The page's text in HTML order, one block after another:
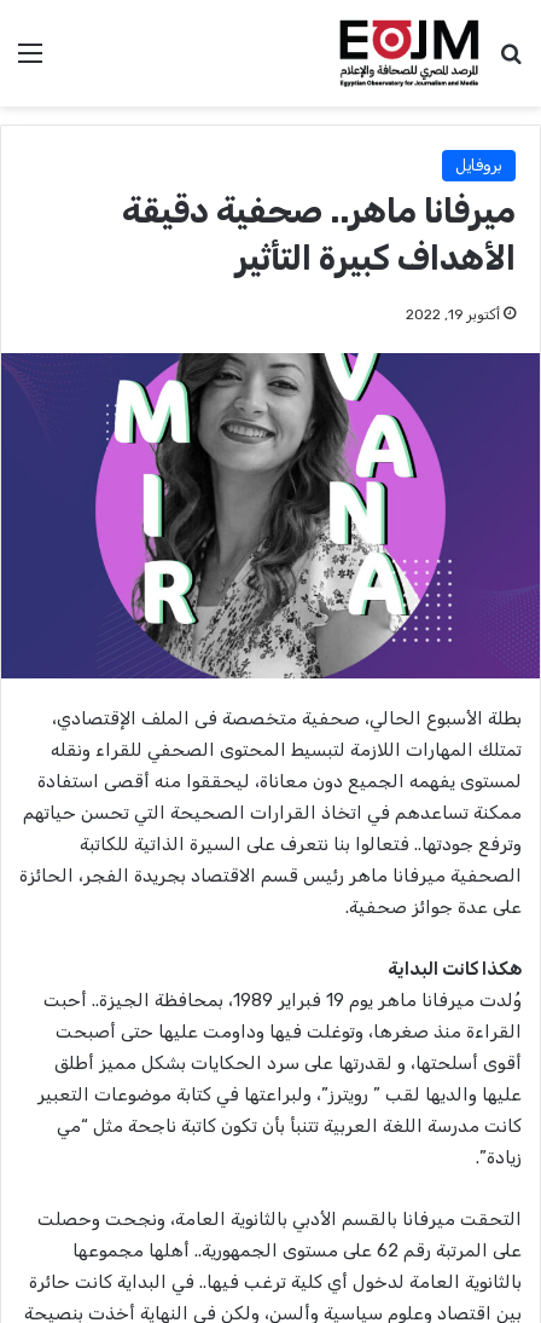
بحث عن
بروفايل
ميرفانا ماهر.. صحفية دقيقة
الأهداف كبيرة التأثير
أكتوبر 19, 2022
بطلة الأسبوع الحالي، صحفية متخصصة فى الملف الإقتصادي،
تمتلك المهارات اللازمة لتبسيط المحتوى الصحفي للقراء ونقله
لمستوى يفهمه الجميع دون معاناة، ليحققوا منه أقصى استفادة
ممكنة تساعدهم في اتخاذ القرارات الصحيحة التي تحسن حياتهم
وترفع جودتها.. فتعالوا بنا نتعرف على السيرة الذاتية للكاتبة
الصحفية ميرفانا ماهر رئيس قسم الاقتصاد بجريدة الفجر، الحائزة
على عدة جوائز صحفية.
هكذا كانت البداية
وُلدت ميرفانا ماهر يوم 19 فبراير 1989، بمحافظة الجيزة.. أحبت
القراءة منذ صغرها، وتوغلت فيها وداومت عليها حتى أصبحت
أقوى أسلحتها، و لقدرتها على سرد الحكايات بشكل مميز أطلق
عليها والديها لقب ” رويترز”، ولبراعتها في كتابة موضوعات التعبير
كانت مدرسة اللغة العربية تتنبأ بأن تكون كاتبة ناجحة مثل “مي
زيادة”.
التحقت ميرفانا بالقسم الأدبي بالثانوية العامة، ونجحت وحصلت
على المرتبة رقم 62 على مستوى الجمهورية.. أهلها مجموعها
بالثانوية العامة لدخول أي كلية ترغب فيها.. في البداية كانت حائرة
بين اقتصاد وعلوم سياسية وألسن، ولكن فى النهاية أخذت بنصيحة